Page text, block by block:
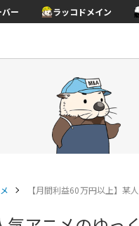
ー ラッコドメイン
【月間利益60万円以上】某